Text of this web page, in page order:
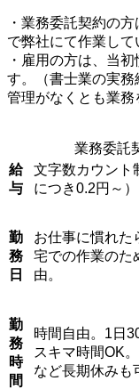
・業務委託契約の
で弊社にて作業して
・雇用の方は、当
す。（書士業の実務
管理がなくとも業務
業務委託
給
与
文字数カウント
につき0.2円～）
勤
務
日
お仕事に慣れた
宅での作業のた
由。
勤
務
時
間
時間自由。1日
スキマ時間OK
など長期休みも